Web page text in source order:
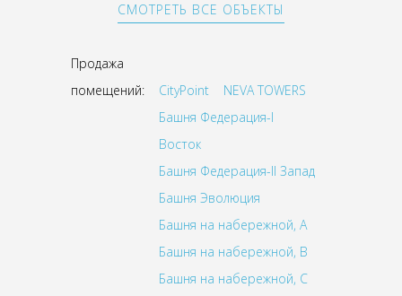
СМОТРЕТЬ ВСЕ ОБЪЕКТЫ
Продажа
помещений:
CityPoint
NEVA TOWERS
Башня Федерация-I
Восток
Башня Федерация-II Запад
Башня Эволюция
Башня на набережной, A
Башня на набережной, B
Башня на набережной, C